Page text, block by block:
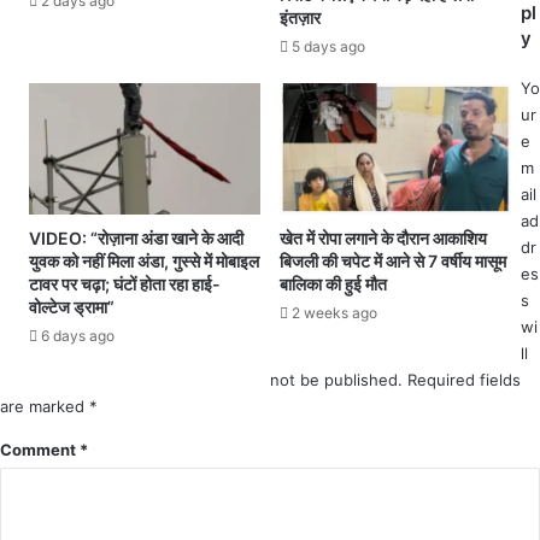
षि
का
क्श
,
अ
औ
जा
धी
म
इंतज़ार
5 days ago
VIDEO: “रोज़ाना अंडा खाने के आदी
युवक को नहीं मिला अंडा, गुस्से में मोबाइल
टावर पर चढ़ा; घंटों होता रहा हाई-
वोल्टेज ड्रामा”
6 days ago
खेत में रोपा लगाने के दौरान आकाशिय
बिजली की चपेट में आने से 7 वर्षीय मासूम
बालिका की हुई मौत
2 weeks ago
pl
y
Yo
ur
e
m
ail
ad
dr
es
s
wi
ll
not be published. Required fields
are marked *
Comment *